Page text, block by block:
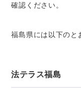
確認ください。
福島県には以下のと
法テラス福島